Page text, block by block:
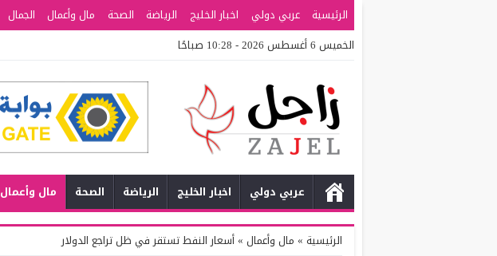
الرئيسية عربي دولي اخبار الخليج الرياضة الصحة مال وأعمال الجمال
الخميس 6 أغسطس 2026 - 10:28 صباحًا
عربي دولي اخبار الخليج الرياضة الصحة مال وأعمال
الرئيسية » مال وأعمال »أسعار النفط تستقر في ظل تراجع الدولار